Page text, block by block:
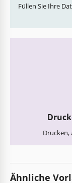
Füllen Sie Ihre
Drucken,
Ähnliche